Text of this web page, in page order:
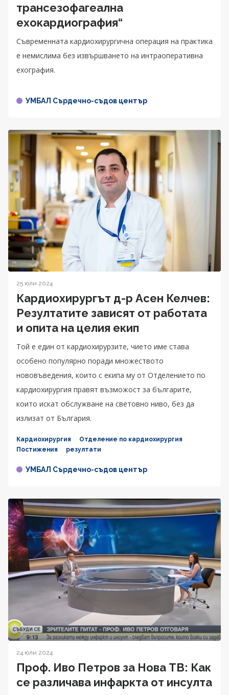
трансезофагеална
ехокардиография“
Съвременната кардиохирургична операция на практика
е немислима без извършването на интраоперативна
ехография.
УМБАЛ Сърдечно-съдов център
25 юли 2024
Кардиохирургът д-р Асен Келчев:
Резултатите зависят от работата
и опита на целия екип
Той е един от кардиохирурзите, чието име става
особено популярно поради множеството
нововъведения, които с екипа му от Отделението по
кардиохирургия правят възможост за българите,
които искат обслужване на световно ниво, без да
излизат от България.
Кардиохирургия
Отделение по кардиохирургия
Постижения
резултати
УМБАЛ Сърдечно-съдов център
24 юли 2024
Проф. Иво Петров за Нова ТВ: Как
се различава инфаркта от инсулта